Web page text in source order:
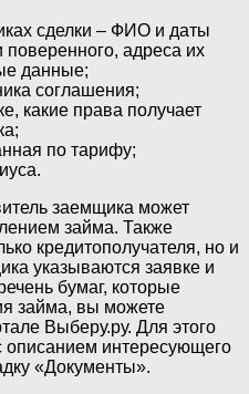
сделки – ФИО и даты
адреса их
данные;
соглашения;
какие права получает
по тарифу;
заемщика может
займа. Также
кредитополучателя, но и
указываются заявке и
бумаг, которые
займа, вы можете
Выберу.ру. Для этого
описанием интересующего
«Документы».